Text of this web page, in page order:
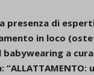
presenza di
in loco
a cura